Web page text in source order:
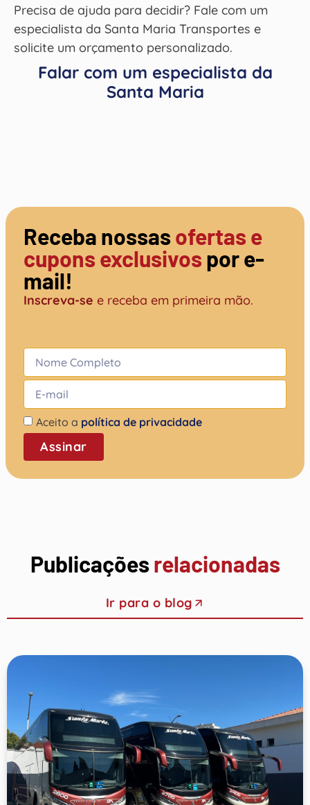
Precisa de ajuda para decidir? Fale com um
especialista da Santa Maria Transportes e
solicite um orçamento personalizado.
Falar com um especialista da
Santa Maria
Receba nossas ofertas e
cupons exclusivos por e-
mail!
Inscreva-se e receba em primeira mão.
Aceito a política de privacidade
Assinar
Publicaçõesrelacionadas
Ir para o blog